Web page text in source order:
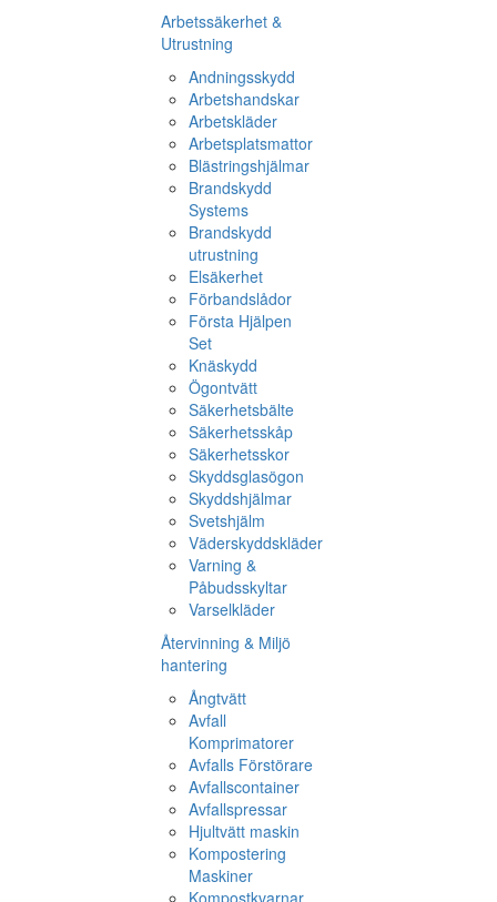
Arbetssäkerhet &
Utrustning
Andningsskydd
Arbetshandskar
Arbetskläder
Arbetsplatsmattor
Blästringshjälmar
Brandskydd
Systems
Brandskydd
utrustning
Elsäkerhet
Förbandslådor
Första Hjälpen
Set
Knäskydd
Ögontvätt
Säkerhetsbälte
Säkerhetsskåp
Säkerhetsskor
Skyddsglasögon
Skyddshjälmar
Svetshjälm
Väderskyddskläder
Varning &
Påbudsskyltar
Varselkläder
Återvinning & Miljö
hantering
Ångtvätt
Avfall
Komprimatorer
Avfalls Förstörare
Avfallscontainer
Avfallspressar
Hjultvätt maskin
Kompostering
Maskiner
Kompostkvarnar